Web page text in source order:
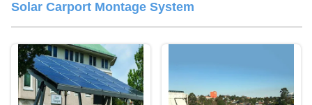
Solar Carport Montage System